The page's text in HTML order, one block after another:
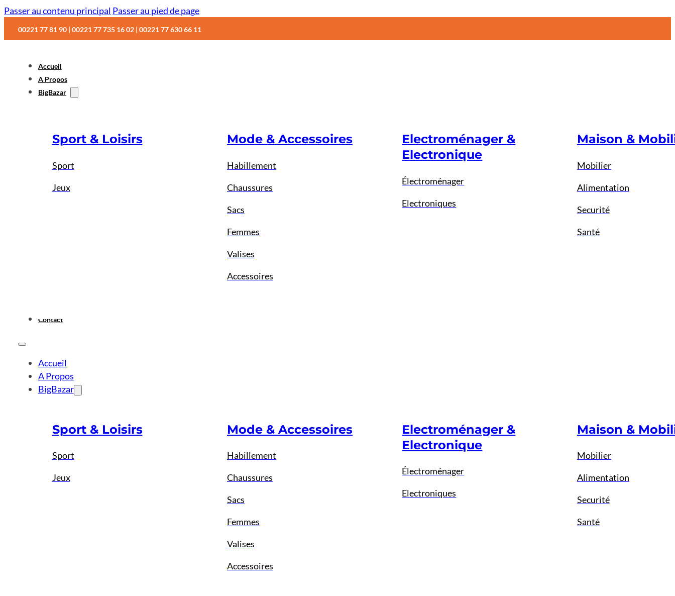
Passer au contenu principal Passer au pied de page
00221 77 81 90 | 00221 77 735 16 02 | 00221 77 630 66 11
Accueil
A Propos
BigBazar
Sport & Loisirs
Sport
Jeux
Mode & Accessoires
Habillement
Chaussures
Sacs
Femmes
Valises
Accessoires
Electroménager &
Electronique
Électroménager
Electroniques
Maison &
Mobilier
Alimentation
Securité
Santé
Contact
Accueil
A Propos
BigBazar
Sport & Loisirs
Sport
Jeux
Mode & Accessoires
Habillement
Chaussures
Sacs
Femmes
Valises
Accessoires
Electroménager &
Electronique
Électroménager
Electroniques
Maison &
Mobilier
Alimentation
Securité
Santé